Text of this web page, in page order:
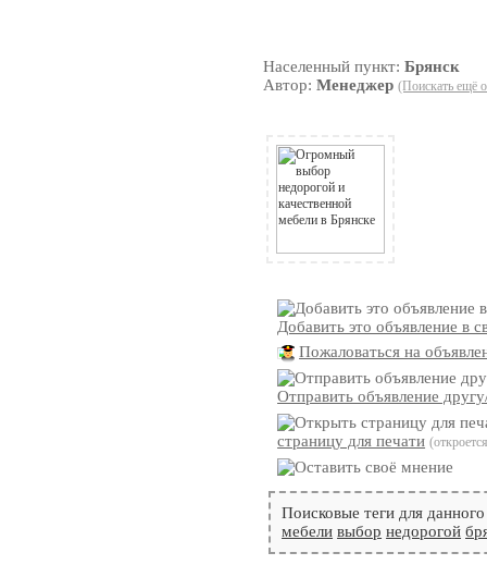
Населенный пункт:Брянск
Автор:Менеджер (Поискать ещё
Добавить это объявление в
Пожаловаться на
Отправить объявление
страницу для печати
Поисковые теги для
мебели выбор недорогой